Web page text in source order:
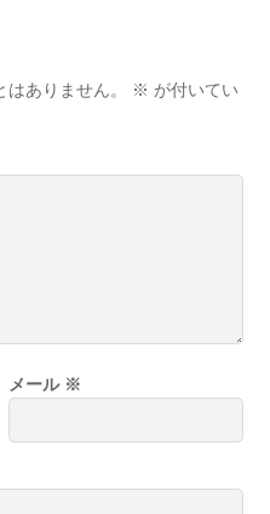
ありません。 ※ が付いてい
メール ※